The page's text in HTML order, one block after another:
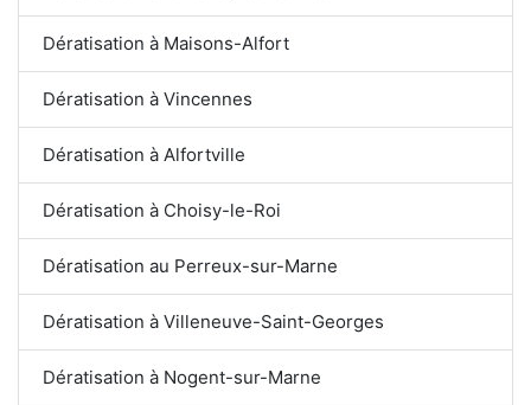
Dératisation à Maisons-Alfort
Dératisation à Vincennes
Dératisation à Alfortville
Dératisation à Choisy-le-Roi
Dératisation au Perreux-sur-Marne
Dératisation à Villeneuve-Saint-Georges
Dératisation à Nogent-sur-Marne